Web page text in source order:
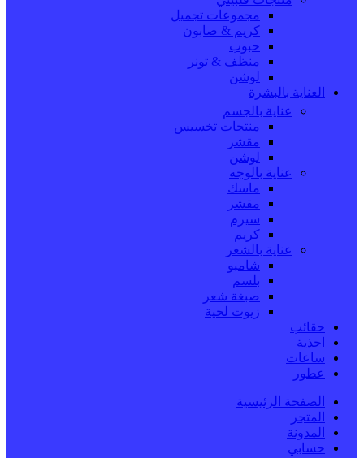
مجموعات تجميل
كريم & صابون
حبوب
منظف & تونر
لوشن
العناية بالبشرة
عناية بالجسم
منتجات تخسيس
مقشر
لوشن
عناية بالوجه
ماسك
مقشر
سيرم
كريم
عناية بالشعر
شامبو
بلسم
صبغة شعر
زيوت لحية
حقائب
احذية
ساعات
عطور
الصفحة الرئيسية
المتجر
المدونة
حسابي